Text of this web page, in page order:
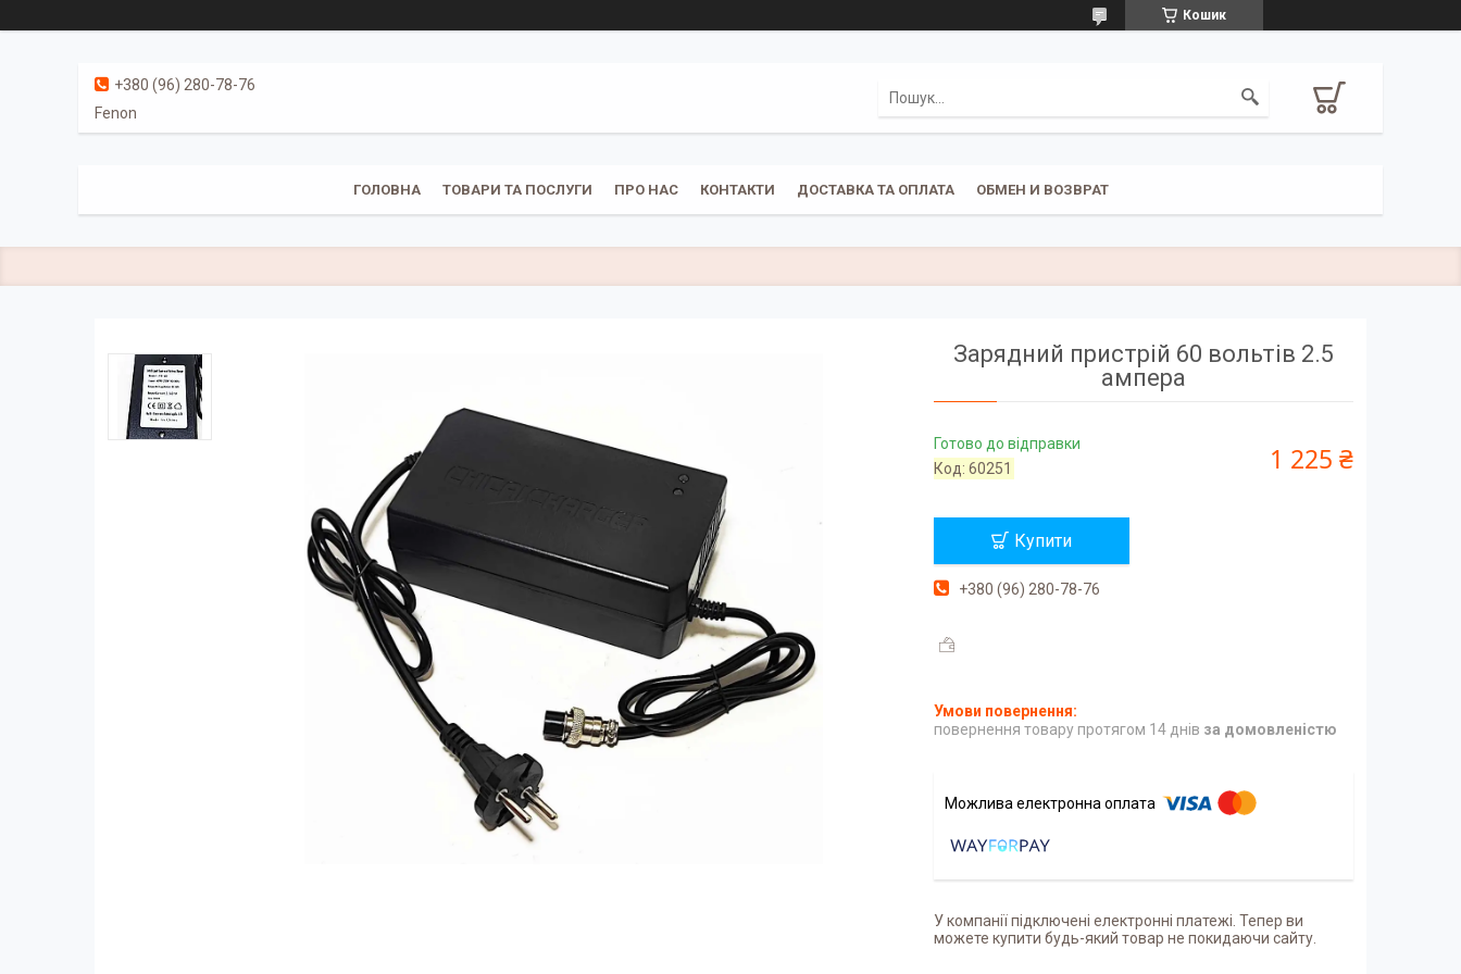
Кошик
+380 (96) 280-78-76
Fenon
ГОЛОВНА ТОВАРИ ТА ПОСЛУГИ ПРО НАС КОНТАКТИ ДОСТАВКА ТА ОПЛАТА ОБМЕН И ВОЗВРАТ
Зарядний пристрій 60 вольтів 2.5
ампера
Готово до відправки
Код:60251 1 225 ₴
Купити
+380 (96) 280-78-76
повернення товару протягом 14 днів за домовленістю
У компанії підключені електронні платежі. Тепер ви
можете купити будь-який товар не покидаючи сайту.